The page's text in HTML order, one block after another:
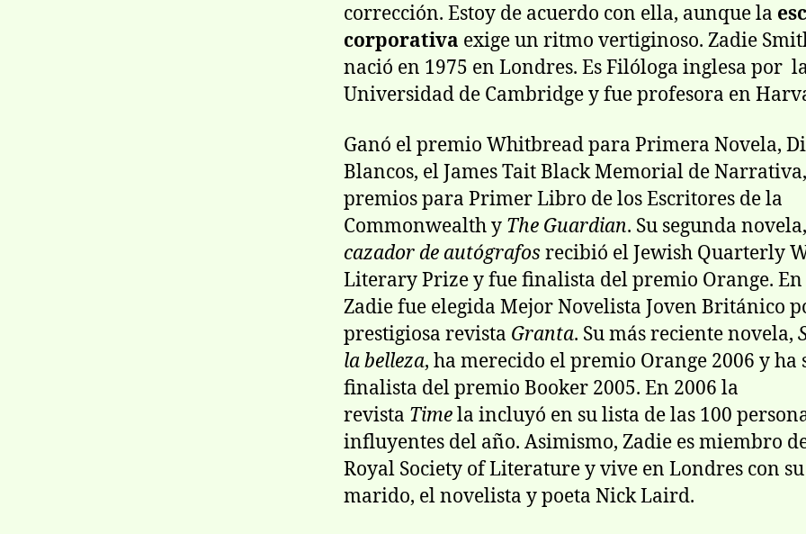
corrección. Estoy de acuerdo con ella, aunque la
corporativa exige un ritmo vertiginoso. Zadie
nació en 1975 en Londres. Es Filóloga inglesa por
Universidad de Cambridge y fue profesora en
Ganó el premio Whitbread para Primera Novela,
Blancos, el James Tait Black Memorial de
premios para Primer Libro de los Escritores de la
Commonwealth y The Guardian. Su segunda
cazador de autógrafos recibió el Jewish Quarterly
Literary Prize y fue finalista del premio Orange.
Zadie fue elegida Mejor Novelista Joven Británico
prestigiosa revista Granta. Su más reciente novela,
la belleza, ha merecido el premio Orange 2006 y ha
finalista del premio Booker 2005. En 2006 la
revista Timela incluyó en su lista de las 100
influyentes del año. Asimismo, Zadie es miembro
Royal Society of Literature y vive en Londres con su
marido, el novelista y poeta Nick Laird.